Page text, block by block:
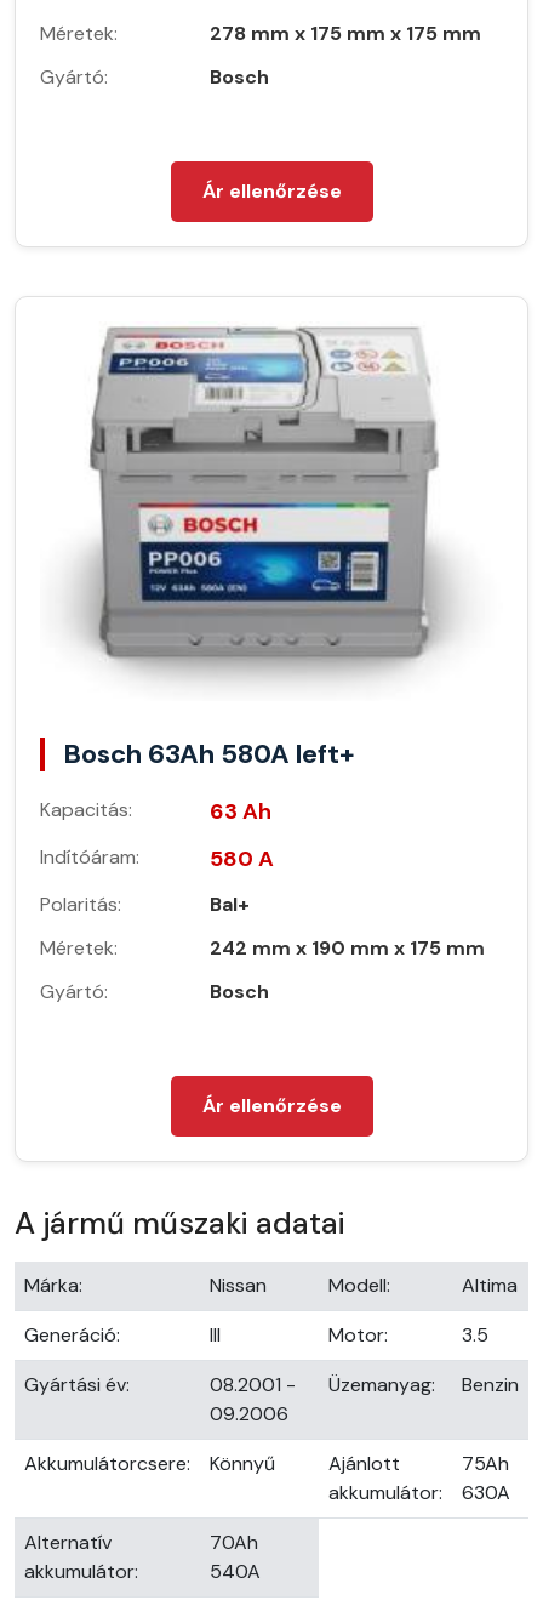
Méretek:
278 mm x 175 mm x 175 mm
Gyártó:
Bosch
Ár ellenőrzése
Bosch 63Ah 580A left+
Kapacitás: 63 Ah
Indítóáram: 580 A
Polaritás:
Bal+
Méretek:
242 mm x 190 mm x 175 mm
Gyártó:
Bosch
Ár ellenőrzése
A jármű műszaki adatai
Márka: Nissan Modell:
Altima
Generáció:
III Motor:
3.5
Gyártási év:
08.2001 -
09.2006
Üzemanyag: Benzin
Akkumulátorcsere: Könnyű
Ajánlott
akkumulátor:
75Ah
630A
Alternatív
akkumulátor:
70Ah
540A